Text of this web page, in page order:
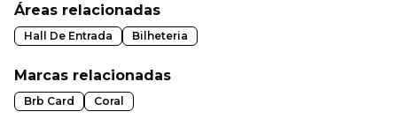
Áreas relacionadas
Hall De Entrada Bilheteria
Marcas relacionadas
Brb Card Coral